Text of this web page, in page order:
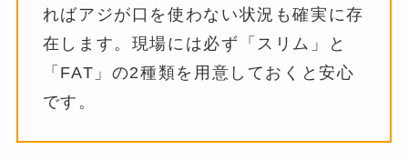
ればアジが口を使わない状況も確実に存
在します。現場には必ず「スリム」と
「FAT」の2種類を用意しておくと安心
です。